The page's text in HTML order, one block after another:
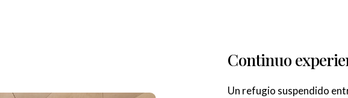
Continuo
Un refugio suspendido